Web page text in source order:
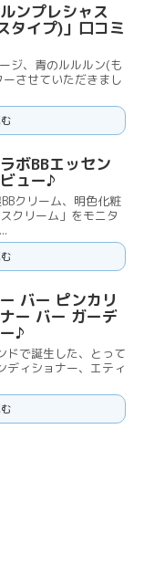
ンプレシャス
タイプ)」口コミ
ジ、青のルルルン(も
させていただきまし
ボBBエッセン
ュー♪
クリーム、明色化粧
クリーム」をモニタ
バー ピンカリ
ー バー ガーデ
♪
で誕生した、とって
ディショナー、エティ